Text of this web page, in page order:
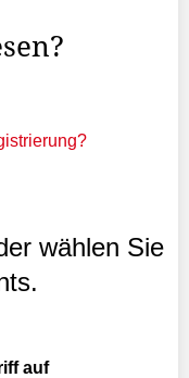
wählen Sie
auf